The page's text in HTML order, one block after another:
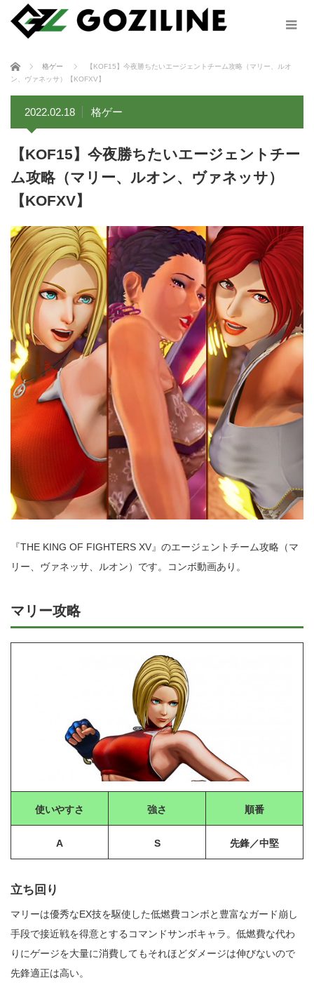
ホーム 格ゲー
【KOF15】今夜勝ちたいエージェントチーム攻略（マリー、ルオ
ン、ヴァネッサ）【KOFXV】
2022.02.18 格ゲー
【KOF15】今夜勝ちたいエージェントチー
ム攻略（マリー、ルオン、ヴァネッサ）
【KOFXV】
『THE KING OF FIGHTERS XV』のエージェントチーム攻略（マ
リー、ヴァネッサ、ルオン）です。コンボ動画あり。
マリー攻略
使いやすさ 強さ 順番
A S 先鋒／中堅
立ち回り
マリーは優秀なEX技を駆使した低燃費コンボと豊富なガード崩し
手段で接近戦を得意とするコマンドサンボキャラ。低燃費な代わ
りにゲージを大量に消費してもそれほどダメージは伸びないので
先鋒適正は高い。